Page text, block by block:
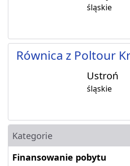
śląskie
Równica z Poltour
Ustroń
śląskie
Kategorie
Finansowanie pobytu